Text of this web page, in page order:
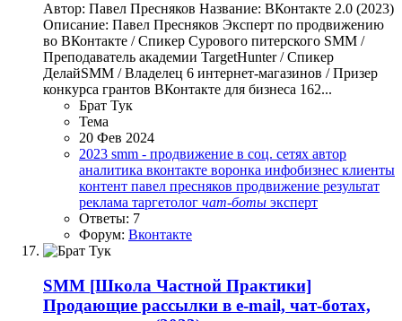
Автор: Павел Пресняков Название: ВКонтакте 2.0 (2023)
Описание: Павел Пресняков Эксперт по продвижению
во ВКонтакте / Спикер Сурового питерского SMM /
Преподаватель академии TargetHunter / Спикер
ДелайSMM / Владелец 6 интернет-магазинов / Призер
конкурса грантов ВКонтакте для бизнеса 162...
Брат Тук
Тема
20 Фев 2024
2023 smm - продвижение в соц. сетях автор
аналитика вконтакте воронка инфобизнес клиенты
контент павел пресняков продвижение результат
реклама таргетолог чат-боты эксперт
Ответы: 7
Форум: Вконтакте
SMM [Школа Частной Практики]
Продающие рассылки в e-mail, чат-ботах,